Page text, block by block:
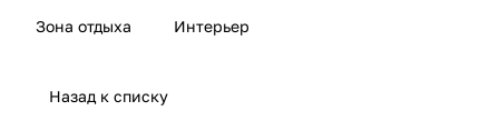
Зона отдыха Интерьер
Назад к списку